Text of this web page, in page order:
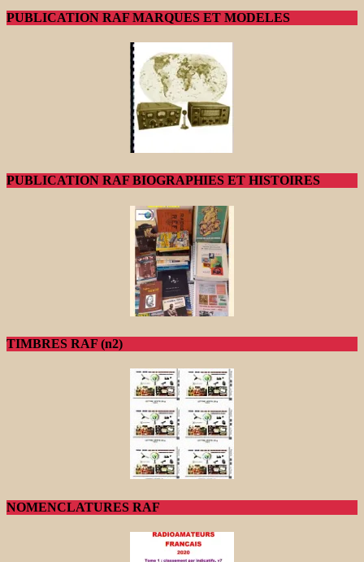
PUBLICATION RAF MARQUES ET MODELES
PUBLICATION RAF BIOGRAPHIES ET HISTOIRES
TIMBRES RAF (n2)
NOMENCLATURES RAF